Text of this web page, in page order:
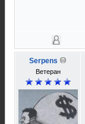
Serpens
Ветеран